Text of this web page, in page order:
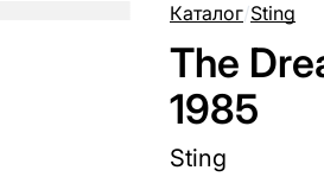
Каталог/Sting
The
1985
Sting